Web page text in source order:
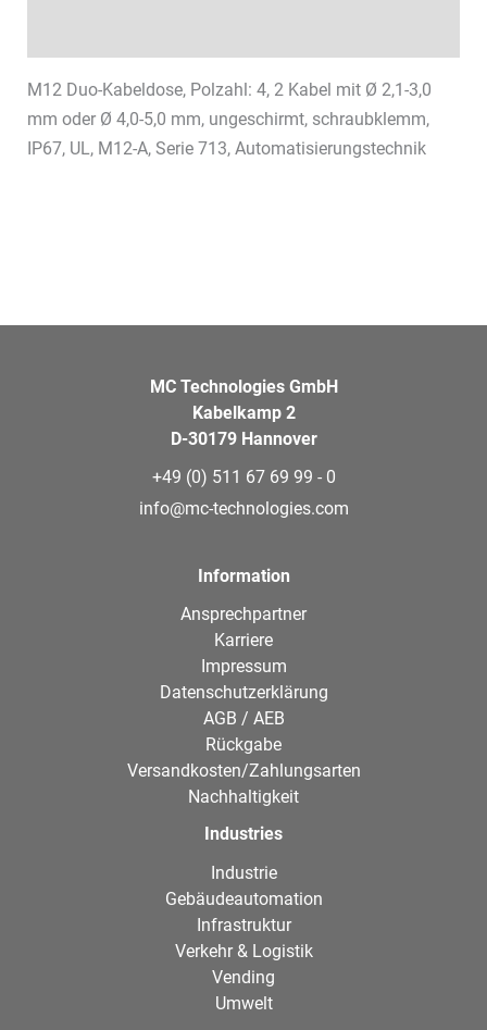
M12 Duo-Kabeldose, Polzahl: 4, 2 Kabel mit Ø 2,1-3,0
mm oder Ø 4,0-5,0 mm, ungeschirmt, schraubklemm,
IP67, UL, M12-A, Serie 713, Automatisierungstechnik
MC Technologies GmbH
Kabelkamp 2
D-30179 Hannover
+49 (0) 511 67 69 99 - 0
info@mc-technologies.com
Information
Ansprechpartner
Karriere
Impressum
Datenschutzerklärung
AGB / AEB
Rückgabe
Versandkosten/Zahlungsarten
Nachhaltigkeit
Industries
Industrie
Gebäudeautomation
Infrastruktur
Verkehr & Logistik
Vending
Umwelt